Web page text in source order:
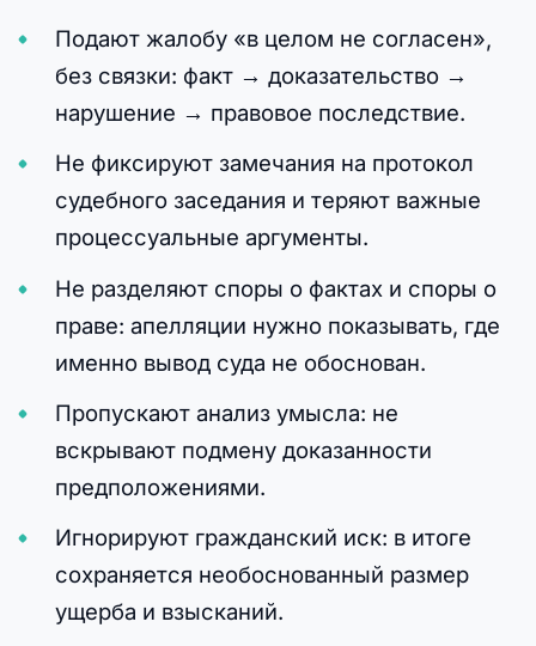
Подают жалобу «в целом не согласен»,
без связки: факт → доказательство →
нарушение → правовое последствие.
Не фиксируют замечания на протокол
судебного заседания и теряют важные
процессуальные аргументы.
Не разделяют споры о фактах и споры о
праве: апелляции нужно показывать, где
именно вывод суда не обоснован.
Пропускают анализ умысла: не
вскрывают подмену доказанности
предположениями.
Игнорируют гражданский иск: в итоге
сохраняется необоснованный размер
ущерба и взысканий.